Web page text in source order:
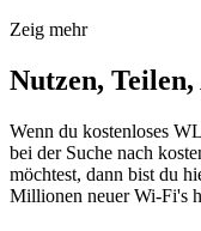
Zeig mehr
Nutzen,
Wenn du kostenloses
bei der Suche nach
möchtest, dann bist du
Millionen neuer Wi-Fi's